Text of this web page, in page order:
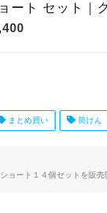
まとめ買い 筒けん
ョート１４個セットを販売